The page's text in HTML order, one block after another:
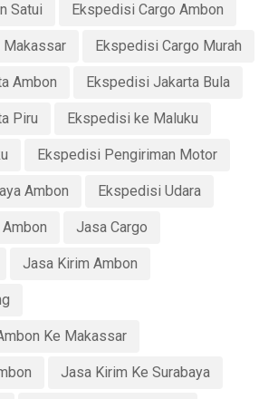
Satui Ekspedisi Cargo Ambon
Makassar Ekspedisi Cargo Murah
Ambon Ekspedisi Jakarta Bula
Piru Ekspedisi ke Maluku
Ekspedisi Pengiriman Motor
Ambon Ekspedisi Udara
Jasa Cargo
Jasa Kirim Ambon
Ke Makassar
Jasa Kirim Ke Surabaya